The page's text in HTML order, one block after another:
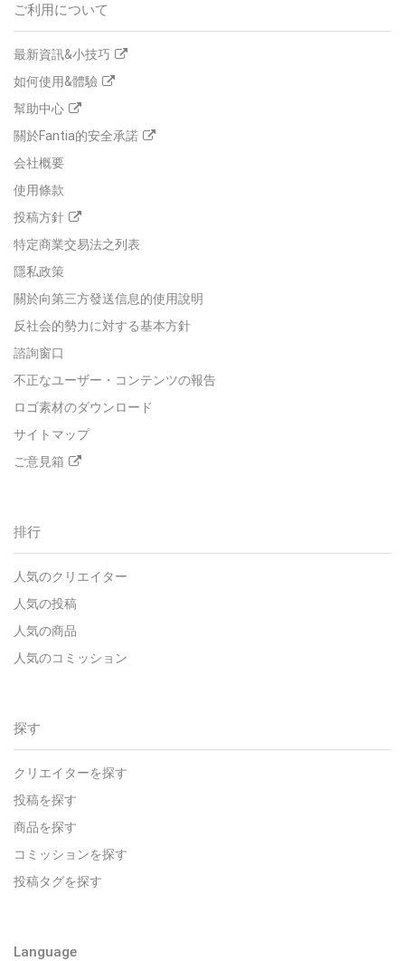
ご利用について
最新資訊&小技巧
如何使用&體驗
幫助中心
關於Fantia的安全承諾
会社概要
使用條款
投稿方針
特定商業交易法之列表
隱私政策
關於向第三方發送信息的使用說明
反社会的勢力に対する基本方針
諮詢窗口
不正なユーザー・コンテンツの報告
ロゴ素材のダウンロード
サイトマップ
ご意見箱
排行
人気のクリエイター
人気の投稿
人気の商品
人気のコミッション
探す
クリエイターを探す
投稿を探す
商品を探す
コミッションを探す
投稿タグを探す
Language